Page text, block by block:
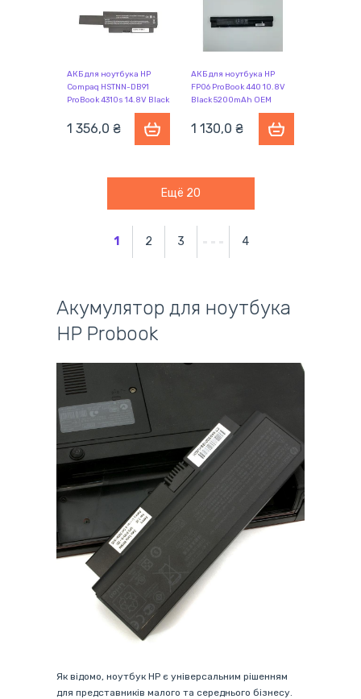
АКБ для ноутбука HP
Compaq HSTNN-DB91
ProBook 4310s 14.8V Black
1 356,0 ₴
АКБ для ноутбука HP
FP06 ProBook 440 10.8V
Black 5200mAh OEM
1 130,0 ₴
Ещё 20
1 2 3 4
Акумулятор для ноутбука
HP Probook
Як відомо, ноутбук HP є універсальним рішенням
для представників малого та середнього бізнесу.